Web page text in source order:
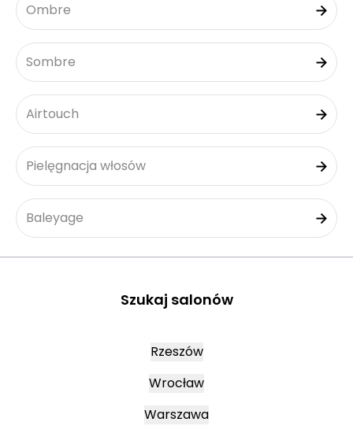
Ombre
Sombre
Airtouch
Pielęgnacja włosów
Baleyage
Szukaj salonów
Rzeszów
Wrocław
Warszawa